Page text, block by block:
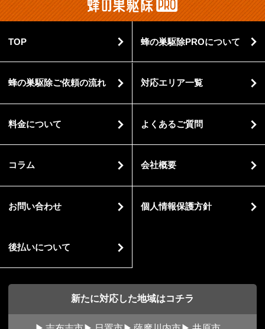
TOP 蜂の巣駆除PROについて
蜂の巣駆除ご依頼の流れ 対応エリア一覧
料金について よくあるご質問
コラム 会社概要
お問い合わせ 個人情報保護方針
後払いについて
新たに対応した地域はコチラ